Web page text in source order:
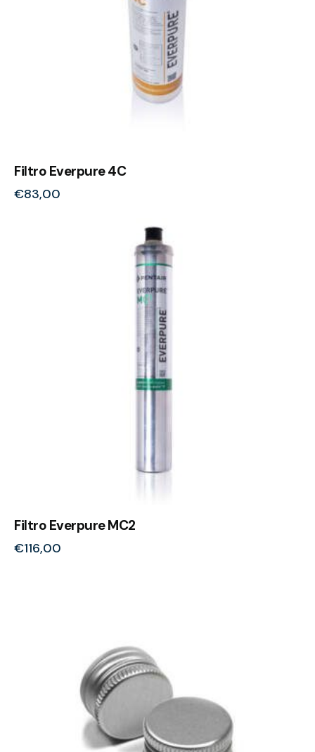
Filtro Everpure 4C
€83,00
Filtro Everpure MC2
€116,00